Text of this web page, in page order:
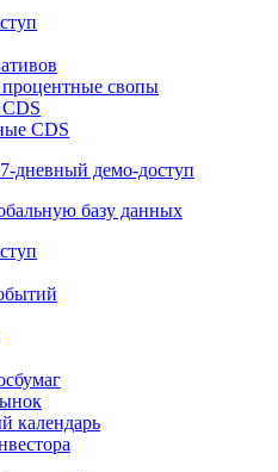
свопы
CDS
7-дневный демо-доступ
базу данных
календарь